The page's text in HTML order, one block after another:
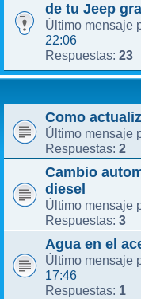
de tu Jeep
Último mensaje
22:06
Respuestas: 23
Como
Último mensaje
Respuestas: 2
Cambio
diesel
Último mensaje
Respuestas: 3
Agua en el
Último mensaje
17:46
Respuestas: 1